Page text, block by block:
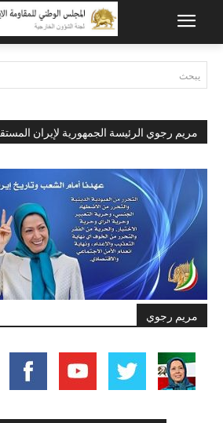
يبحث
مريم رجوي الرئيسة الجمهورية لإيران
مريم رجوي